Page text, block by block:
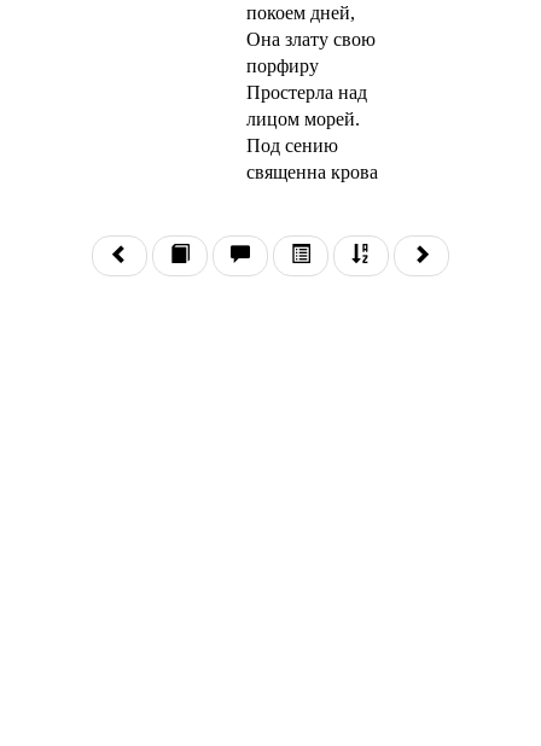
покоем дней,
Она злату свою
порфиру
Простерла над
лицом морей.
Под сению
священна крова